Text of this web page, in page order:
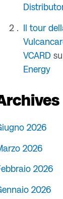
Il tour
VCARDsu
Energy
2026
2026
2026
2026